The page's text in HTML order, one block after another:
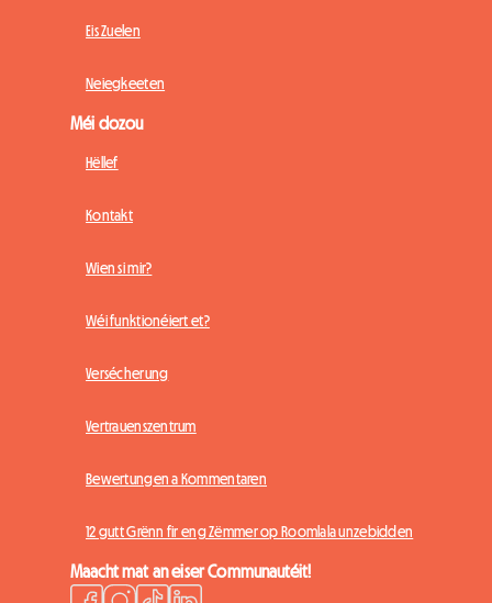
Eis Zuelen
Neiegkeeten
Méi dozou
Hëllef
Kontakt
Wien si mir?
Wéi funktionéiert et?
Versécherung
Vertrauenszentrum
Bewertungen a Kommentaren
12 gutt Grënn fir eng Zëmmer op Roomlala unzebidden
Maacht mat an eiser Communautéit!